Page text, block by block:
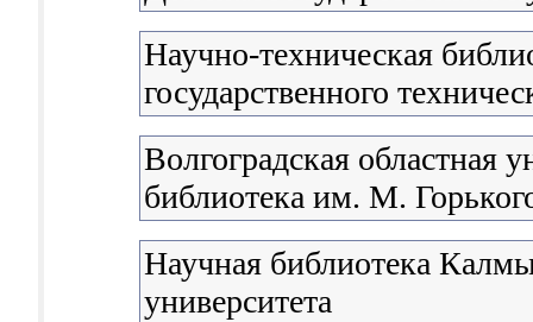
Научно-техническая
государственного
Волгоградская областная
библиотека им. М.
Научная библиотека
университета